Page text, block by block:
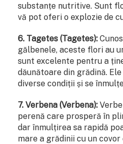
substanțe nutritive. Sunt
vă pot oferi o explozie de
6. Tagetes (Tagetes):
gălbenele, aceste flori au
sunt excelente pentru a
dăunătoare din grădină.
diverse condiții și se
7. Verbena (Verbena):
perenă care prosperă în
dar înmulțirea sa rapidă
mare a grădinii cu un